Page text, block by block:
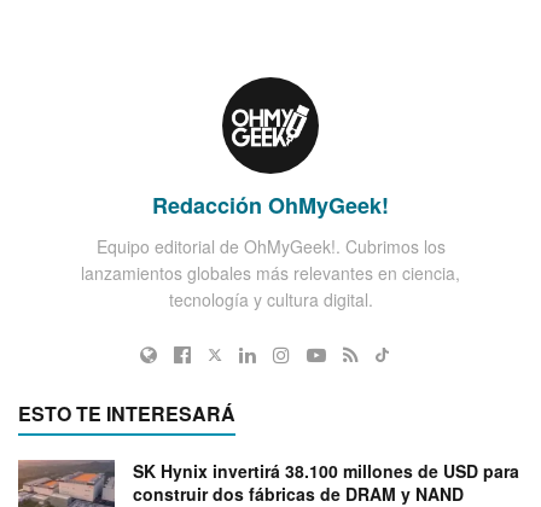
Redacción OhMyGeek!
Equipo editorial de OhMyGeek!. Cubrimos los
lanzamientos globales más relevantes en ciencia,
tecnología y cultura digital.
ESTO TE INTERESARÁ
SK Hynix invertirá 38.100 millones de USD para
construir dos fábricas de DRAM y NAND